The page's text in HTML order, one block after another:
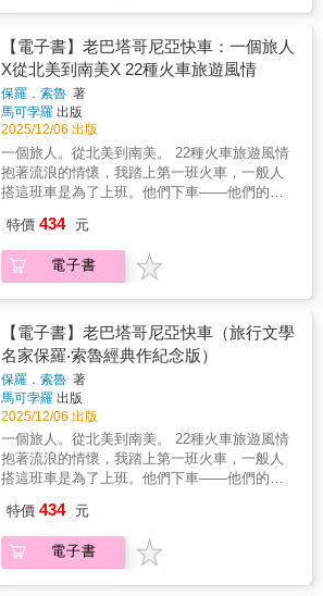
感到一絲安慰。」──〈樹冠的月光〉，徐振輔
（作家）「他渴望被看見，卻也害怕被看見；
當他鉅細靡遺地解剖自我，他卻也擔憂見不得
光的愛濺灑周圍，使外界退卻。他嘗試在迥異
於他人、趨向光譜兩端的極端性格中取得折
衷，然而也因為這樣的性格，他得以更懇切地
面對並叩問那些在社會意識下難以訴說的慾
望。」──〈抵達〉，林毓恩（作家）「唯透過
閱讀冠中的書寫，拎著我伸展神經突觸神遊浸
泡於野溪，逐覓那一隻隻銀鱗金身的魚，在扭
眼見他在溪間執叉快狠準地操弄生魚致滅，是
童年那些男孩們捕獲蟲蝶時瓣瓣卸下分屍的快
感嗎？我只能從〈華麗的睡眠〉的夢境裡同理
薈》總編輯）
至今已逾百年，我們仍然能跟著文章回到那片
尚未受到人為開發的山林之中，以澄淨的心靈
之眼，體會自然的純粹之美及其無可取代的價
值。【各界讚譽】王迦嵐 健行筆記總監李偉文
作家、環保志工阿泰與呆呆 【TaiTai LIVE
WILD】徐銘謙 台灣千里步道協會副執行長張惠
菁 作家詹宏志 作家──推薦山林開放的時代，
渴望環境倫理的經典！這本書讓你眼睛不只看
著山頂，跟隨繆爾行過夏日山間的腳步，丈量
你的心靈與大自然的距離遠近。如果能真正接
也就能理解，人的需求無非就是一個硬麵包而
已。繆爾不只書寫山岳，還是促成國家公園保
育的行動者，他啟發後人：自然的大美不是一
多樣與整體，而個人對於保護這種大美具有無
可推卸的責任。——徐銘謙，台灣千里步道協
會副執行長繆爾的散文出奇地親密。他的著作
有日月星辰的照亮，山區充滿礦物質的冷冽空
氣，以及針葉林的樹脂味也躍然紙上。沒有其
他自然作家像繆爾這樣，對於大自然時時感到
驚奇，也沒有人像繆爾，急於將那份驚奇傳達
出來。繆爾經歷的是「無窮無盡的美麗風
羅伯特．麥克法倫（Robert Macfarlane），
《故道》、《心向群山》作者啟發了現代環保
主義的關鍵人物，他對自然的熱情和發自內心
的熱愛令人印象深刻。所幸，繆爾的散文能喚
是；四肢的動作都是享受，全身在接觸到美的
時候也能感受得到，就像對於營火或陽光的感
受不光是靠著眼睛，還能透過皮膚接收輻射
熱，產生無以名狀的強烈喜悅。身體似乎變得
和諧單純，和晶體一樣完整。」「在巍峨山脈
的書頁中，會讀到熱與冷、平靜與風暴、狂暴
的火山與磨蝕大地的冰川等千萬種風情。於是
我們見識到，大自然的毀滅其實是在創造，於
不同的美之間轉換。」這個夏天的經歷對他產
生決定性的影響，使他貢獻一生於自然保育，
促成美國政府頒布森林保育政策，更使美國成
立全世界第一座國家公園「優勝美地國家公
園」。本書中，他直率誠實地記下這段日子在
山間的所見所聞，以及大自然帶給他的感悟、
至今已逾百年，我們仍然能跟著文章回到那片
尚未受到人為開發的山林之中，以澄淨的心靈
之眼，體會自然的純粹之美及其無可取代的價
值。【各界讚譽】王迦嵐 健行筆記總監李偉文
作家、環保志工阿泰與呆呆 【TaiTai LIVE
WILD】徐銘謙 台灣千里步道協會副執行長張惠
菁 作家詹宏志 作家──推薦山林開放的時代，
渴望環境倫理的經典！這本書讓你眼睛不只看
著山頂，跟隨繆爾行過夏日山間的腳步，丈量
你的心靈與大自然的距離遠近。如果能真正接
也就能理解，人的需求無非就是一個硬麵包而
已。繆爾不只書寫山岳，還是促成國家公園保
育的行動者，他啟發後人：自然的大美不是一
力？之後卻成了人生裡的必要任性。因為在三
的成就——生活是創造的痕跡，在那裡遇到的
人，與其說是「多才多藝」（當然實際上也是
多才多藝），更重要的是「創造自己生活的方
法」：用雙手打造自己想要的生活。需要什麼
就動手去做。如果還沒有，就一點一點的花時
間去取得。「我覺得，把生活過得普普通通、
理所當然，其實非常困難。事情可以不想做就
不要做，情願把時間拿來煮飯掃地閒聊，也不
四十歲到四十四歲之間，在尾道過著如同舊式
又細膩的《思考人生大哉問的早上醒來就要去
買菜》！書裡的「日記」與「散步」，筆觸如
少女情懷的浪漫日劇，記錄在小鎮裡遇見的各
色人物，昔日的永和廢柴少爺也對自我展開全
新視野的探勘。 「待在尾道的兩個月，我跳出
本來的人生，進入另一種生活狀態；而這段時
間、在這個地方的體驗，會和我一起返回原有
的生活，一點一點改變人生的方向，往更舒服
的地方前進。」＿＿＿＿＿＿＿＿＿＿＿＿＿
➯不諳日常瑣事的 City Boy，成為獨當一面的
民宿管理員➯🖭 Side A｜四十四歲普通遊客變
身觀光大使 「我想，尾道是一個這樣的地方，
努力不一定用在拚命成功，而是怎樣更幽默。
我可以像賢さん悠哉悠哉，活得像貓；也可以
像憲吾さん懶洋洋，只顧修理老東西。如果人
生是場馬拉松，有人的成功是站上頒獎台，有
但實際日本人愛鍋貼多於愛餃子？ 台灣人創造
新名詞「涮涮鍋」又是怎麼流行起來？ 青椒肉
絲、麻婆豆腐，原來一道一道菜的背後故事如
此精彩！ 從經典的回鍋肉、北京烤鴨、麻油麵
線，到台灣、馬來西亞才吃得到的「幻之
麵」，甚至是家常菜排名第一的「番茄炒
蛋」，新井一二三長期在中文世界探索研究，
日常生活更勤於在廚房切切煮煮，得出許多料
理體驗與知識，這回她以輕鬆愉快的筆觸，不
僅打開日本人的眼界，更讓我們對每天熟悉的
樣，在無限的變化當中，找出隱藏在其中的強
大祕密。 本書特色 ◎雖然耳熟能詳，但完全不
知起源，本書粉墨登場的料理包括：青椒肉絲
／拉麵／餃子／煎餅／包子／獅子頭／春卷／
酸菜鍋／擔擔麵／北京烤鴨／麻油麵線／蝦子
麵／冷麵。 ◎這是新井一二三在台灣的第33號
作品，以「料理菜名」為切入點，她跨越日
本、台灣、香港、中國、馬來西亞、新加坡等
地域的豐富考察經驗，寫出有趣又深具文化記
憶的飲食版圖，是一本讓你飢腸轆轆的文字饗
宴。
【電子書】老巴塔哥尼亞快車：一個旅人
X從北美到南美X 22種火車旅遊風情
保羅．索魯 著
馬可孛羅 出版
2025/12/06 出版
一個旅人。從北美到南美。 22種火車旅遊風情
抱著流浪的情懷，我踏上第一班火車，一般人
搭這班車是為了上班。他們下車——他們的火
旅，才剛開始。 「索魯的風
格就是那種穿透世俗虛偽的銳利，毫不留情，
也絕不隨俗。」——詹宏志「我感興趣的是在
地。重要的是旅程，而非抵達；是旅行，而非
降落……。我於是決定做個實驗，隻身隨著火
車，從麻薩諸塞州的梅德福向南奔到不能再遠
的地方……。」單單是為了一個再單純不過的
「實驗」的念頭，作者保羅‧索魯不設定旅行目
的，也不預期行旅的心情，只帶著一副沾沾自
喜的如逃犯般落魄的模樣，展開一場從北美到
南美別出心裁的漫長旅程。在旅程的起點，保
羅‧索魯選擇湖岸快車與他一同登場。平穩前行
的列車上，他讓別人的終點站成為自己的起
旅程由二十二種火車接力式地串聯而成，且以
不同風貌呈現奇麗多變的旅行情味。如橫跨美
國六州的孤星號，像櫥窗般透視出墨西哥的衰
特價 434 元
電子書
【電子書】老巴塔哥尼亞快車（旅行文學
名家保羅‧索魯經典作紀念版）
保羅．索魯 著
馬可孛羅 出版
2025/12/06 出版
一個旅人。從北美到南美。 22種火車旅遊風情
抱著流浪的情懷，我踏上第一班火車，一般人
搭這班車是為了上班。他們下車——他們的火
旅，才剛開始。 「索魯的風
格就是那種穿透世俗虛偽的銳利，毫不留情，
也絕不隨俗。」——詹宏志「我感興趣的是在
特價 434 元
電子書